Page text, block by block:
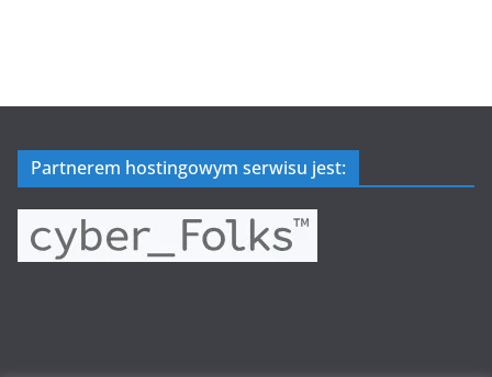
Partnerem hostingowym serwisu jest: